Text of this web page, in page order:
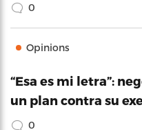
0
Opinions
“Esa es mi letra”:
un plan contra su
0